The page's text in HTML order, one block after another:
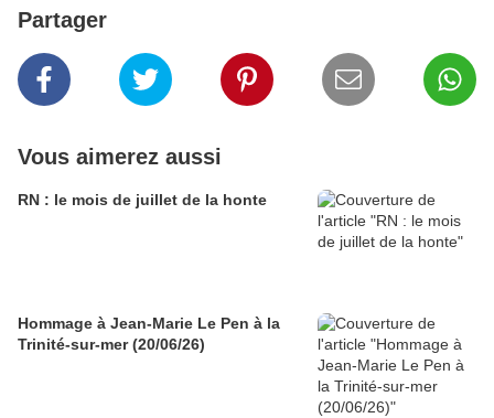
Partager
Vous aimerez aussi
RN : le mois de juillet de la honte
Hommage à Jean-Marie Le Pen à la
Trinité-sur-mer (20/06/26)